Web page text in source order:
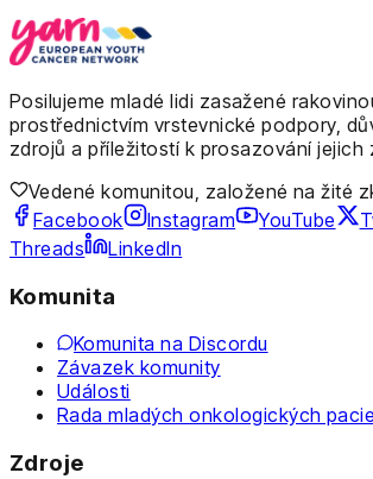
Posilujeme mladé lidi zasažené
prostřednictvím vrstevnické podpory,
zdrojů a příležitostí k prosazování jejich
Vedené komunitou, založené na žité
Facebook
Instagram YouTube
Threads
LinkedIn
Komunita
Komunita na Discordu
Závazek komunity
Události
Rada mladých onkologických
Zdroje